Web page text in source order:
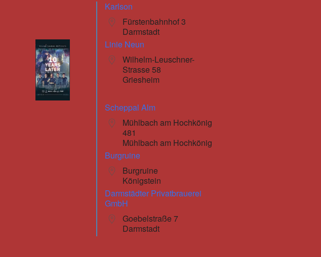
Karlson
Fürstenbahnhof 3
Darmstadt
Linie Neun
Wilhelm-Leuschner-
Strasse 58
Griesheim
Scheppal Alm
Mühlbach am Hochkönig
481
Mühlbach am Hochkönig
Burgruine
Burgruine
Königstein
Darmstädter Privatbrauerei
GmbH
Goebelstraße 7
Darmstadt